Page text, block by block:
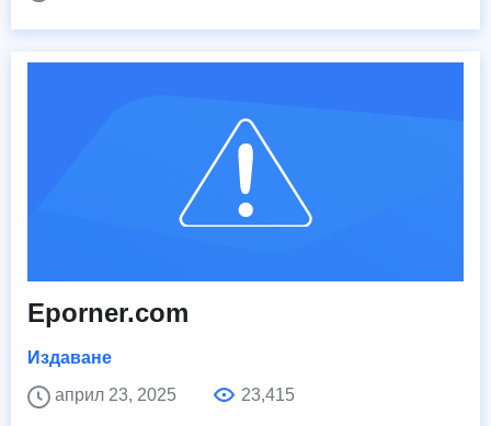
Eporner.com
Издаване
април 23, 2025
23,415